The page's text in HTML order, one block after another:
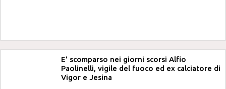
E' scomparso nei giorni scorsi Alfio
Paolinelli, vigile del fuoco ed ex calciatore di
Vigor e Jesina